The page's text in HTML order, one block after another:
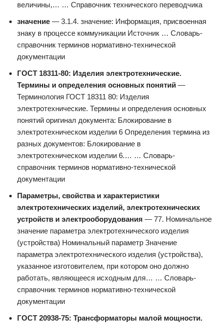
величины,… … Справочник технического переводчика
значение — 3.1.4. значение: Информация, присвоенная
знаку в процессе коммуникации Источник … Словарь-
справочник терминов нормативно-технической
документации
ГОСТ 18311-80: Изделия электротехнические.
Термины и определения основных понятий —
Терминология ГОСТ 18311 80: Изделия
электротехнические. Термины и определения основных
понятий оригинал документа: Блокирование в
электротехническом изделии 6 Определения термина из
разных документов: Блокирование в
электротехническом изделии 6.… … Словарь-
справочник терминов нормативно-технической
документации
Параметры, свойства и характеристики
электротехнических изделий, электротехнических
устройств и электрооборудования — 77. Номинальное
значение параметра электротехнического изделия
(устройства) Номинальный параметр Значение
параметра электротехнического изделия (устройства),
указанное изготовителем, при котором оно должно
работать, являющееся исходным для… … Словарь-
справочник терминов нормативно-технической
документации
ГОСТ 20938-75: Трансформаторы малой мощности.